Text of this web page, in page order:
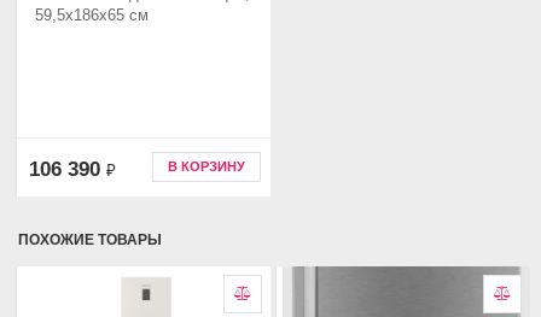
59,5x186x65 см
106 390 ₽ В КОРЗИНУ
ПОХОЖИЕ ТОВАРЫ